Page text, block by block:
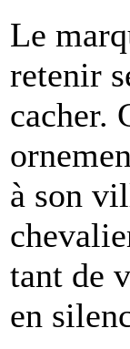
Le
retenir
cacher.
à son
tant de
en